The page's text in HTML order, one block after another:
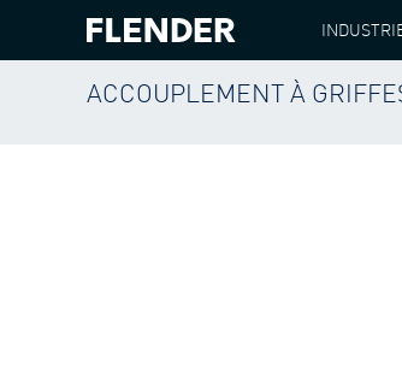
ACCOUPLEMENT À
FLENDER PRODUITS